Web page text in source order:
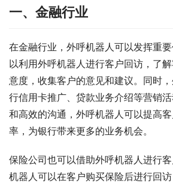
一、金融行业
在金融行业，外呼机器人可以发挥重
以利用外呼机器人进行客户回访，了
意度，收集客户的意见和建议。同时
行信用卡推广、贷款业务介绍等营销
和高效的沟通，外呼机器人可以提高
率，为银行带来更多的业务机会。
保险公司也可以借助外呼机器人进行
机器人可以在客户购买保险后进行回